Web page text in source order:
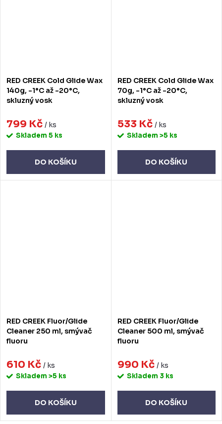
RED CREEK Cold Glide Wax
140g, -1°C až -20°C,
skluzný vosk
799 Kč / ks
Skladem 5 ks
DO KOŠÍKU
RED CREEK Cold Glide Wax
70g, -1°C až -20°C,
skluzný vosk
533 Kč / ks
Skladem >5 ks
DO KOŠÍKU
RED CREEK Fluor/Glide
Cleaner 250 ml, smývač
fluoru
610 Kč / ks
Skladem >5 ks
DO KOŠÍKU
RED CREEK Fluor/Glide
Cleaner 500 ml, smývač
fluoru
990 Kč / ks
Skladem 3 ks
DO KOŠÍKU